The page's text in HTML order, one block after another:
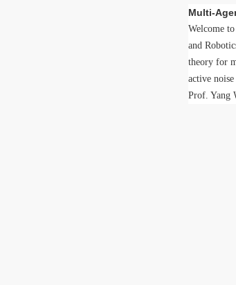
Multi-
Welcome
and
theory for
active
Prof. Yang